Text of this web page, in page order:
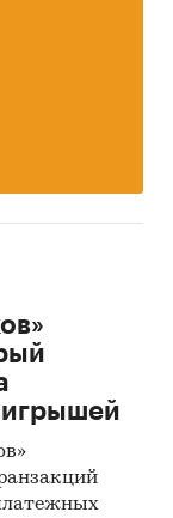
доступ
в